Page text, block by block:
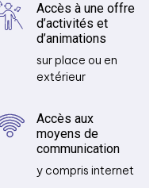
Accès à une offre
d’activités et
d’animations
sur place ou en
extérieur
Accès aux
moyens de
communication
y compris internet